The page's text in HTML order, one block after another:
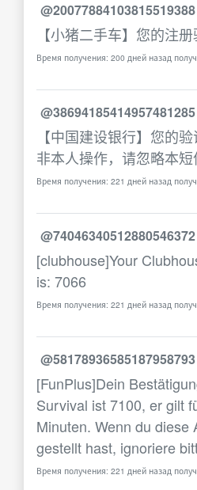
@20077884103815519388
【小猪二手车】您的注
Время получения: 200 дней назад
@38694185414957481285
【中国建设银行】您的
非本人操作，请忽略本短
Время получения: 221 дней назад
@74046340512880546372
[clubhouse]Your
is: 7066
Время получения: 221 дней назад
@58178936585187958793
[FunPlus]Dein
Survival ist 7100, er gilt
Minuten. Wenn du diese
gestellt hast, ignoriere
Время получения: 221 дней назад